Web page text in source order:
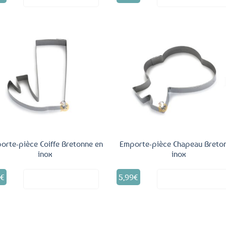
pièce Coiffe Bretonne en
inox
€
Emporte-pièce Chapeau
inox
5,99€